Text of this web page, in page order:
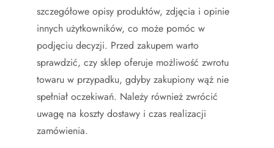
szczegółowe opisy produktów, zdjęcia i opinie
innych użytkowników, co może pomóc w
podjęciu decyzji. Przed zakupem warto
sprawdzić, czy sklep oferuje możliwość zwrotu
towaru w przypadku, gdyby zakupiony wąż nie
spełniał oczekiwań. Należy również zwrócić
uwagę na koszty dostawy i czas realizacji
zamówienia.